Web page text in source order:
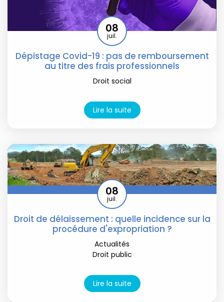
Dépistage Covid-19 : pas de remboursement
au titre des frais professionnels
08
juil.
Droit social
Lire la suite
Droit de délaissement : quelle incidence sur la
procédure d'expropriation ?
08
juil.
Actualités
Droit public
Lire la suite